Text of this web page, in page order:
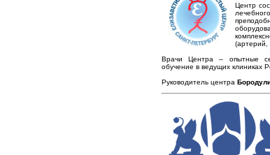
Центр
(артерий,
Врачи Центра – опытные
обучение в ведущих клиниках
Руководитель центра